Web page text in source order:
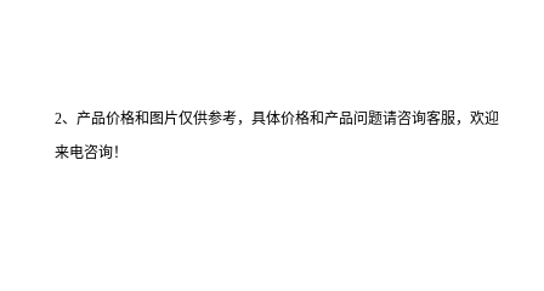
2、产品价格和图片仅供参考，具体价格和产品问题请咨询客服，欢迎
来电咨询！